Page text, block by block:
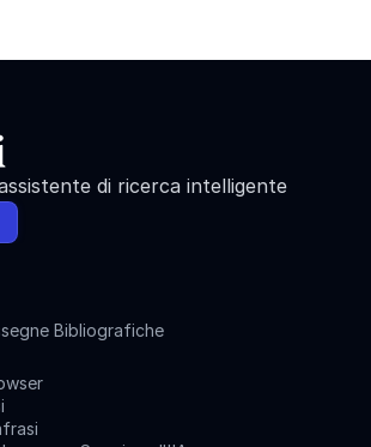
di ricerca intelligente
Bibliografiche